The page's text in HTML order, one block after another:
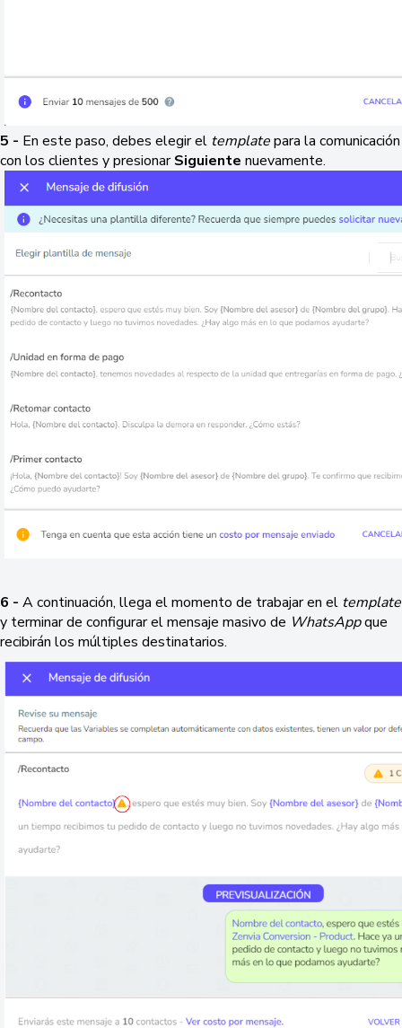
5 - En este paso, debes elegir el templatepara la comunicación
con los clientes y presionarSiguiente nuevamente.
6 - A continuación, llega el momento de trabajar en el template
y terminar de configurar el mensaje masivo de WhatsAppque
recibirán los múltiples destinatarios.